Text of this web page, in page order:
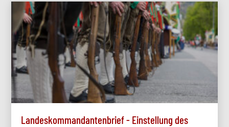
Landeskommandantenbrief - Einstellung des